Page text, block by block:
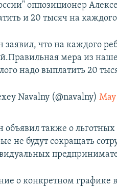
оппозиционер
и 20 тысяч на
заявил, что на каждого
мера из
надо выплатить 20
Navalny (@navalny)May
объявил также о
не будут сокращать
о конкретном графике